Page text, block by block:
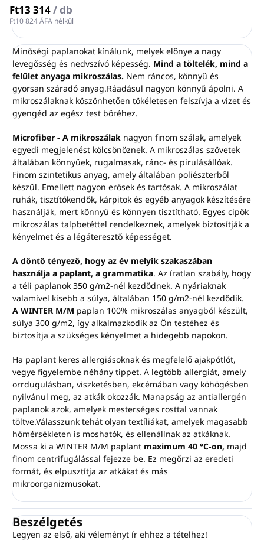
Ft13 314/ db
Ft10 824 ÁFA nélkül
Minőségi paplanokat kínálunk, melyek előnye a nagy
levegősség és nedvszívó képesség. Mind a töltelék, mind a
felület anyaga mikroszálas. Nem ráncos, könnyű és
gyorsan száradó anyag.Ráadásul nagyon könnyű ápolni. A
mikroszálaknak köszönhetően tökéletesen felszívja a vizet és
gyengéd az egész test bőréhez.
Microfiber - A mikroszálak nagyon finom szálak, amelyek
egyedi megjelenést kölcsönöznek. A mikroszálas szövetek
általában könnyűek, rugalmasak, ránc- és pirulásállóak.
Finom szintetikus anyag, amely általában poliészterből
készül. Emellett nagyon erősek és tartósak. A mikroszálat
ruhák, tisztítókendők, kárpitok és egyéb anyagok készítésére
használják, mert könnyű és könnyen tisztítható. Egyes cipők
mikroszálas talpbetéttel rendelkeznek, amelyek biztosítják a
kényelmet és a légáteresztő képességet.
A döntő tényező, hogy az év melyik szakaszában
használja a paplant, a grammatika. Az íratlan szabály, hogy
a téli paplanok 350 g/m2-nél kezdődnek. A nyáriaknak
valamivel kisebb a súlya, általában 150 g/m2-nél kezdődik.
A WINTER M/M paplan 100% mikroszálas anyagból készült,
súlya 300 g/m2, így alkalmazkodik az Ön testéhez és
biztosítja a szükséges kényelmet a hidegebb napokon.
Ha paplant keres allergiásoknak és megfelelő ajakpótlót,
vegye figyelembe néhány tippet. A legtöbb allergiát, amely
orrdugulásban, viszketésben, ekcémában vagy köhögésben
nyilvánul meg, az atkák okozzák. Manapság az antiallergén
paplanok azok, amelyek mesterséges rosttal vannak
töltve.Válasszunk tehát olyan textíliákat, amelyek magasabb
hőmérsékleten is moshatók, és ellenállnak az atkáknak.
Mossa ki a WINTER M/M paplant maximum 40 °C-on, majd
finom centrifugálással fejezze be. Ez megőrzi az eredeti
formát, és elpusztítja az atkákat és más
mikroorganizmusokat.
Beszélgetés
Legyen az első, aki véleményt ír ehhez a tételhez!